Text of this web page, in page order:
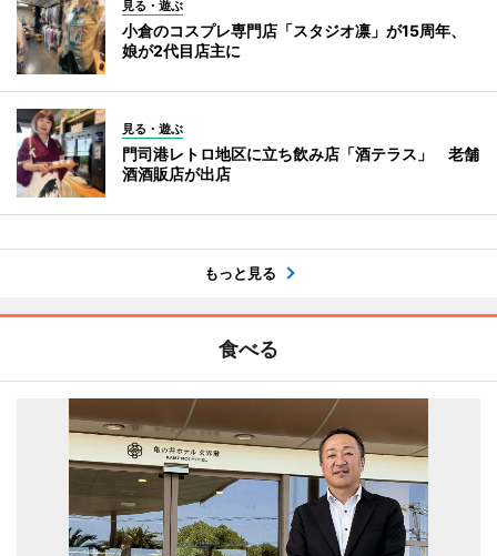
見る・遊ぶ
小倉のコスプレ専門店「スタジオ凛」が15周年、
娘が2代目店主に
見る・遊ぶ
門司港レトロ地区に立ち飲み店「酒テラス」 老舗
酒酒販店が出店
もっと見る
食べる